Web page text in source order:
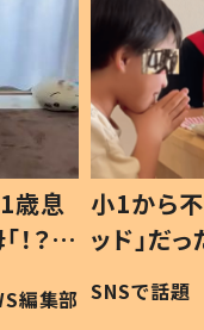
歳息
？」
編集部
小1から不
ッド」だ
作り続
#令和の子
SNSで話題